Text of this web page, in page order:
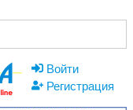
Войти
Регистрация